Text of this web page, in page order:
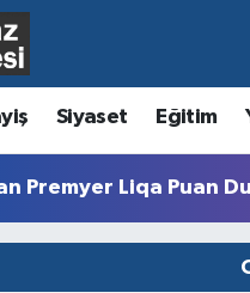
Siyaset Eğitim
Premyer Liqa Puan
Durumu ve Fikstür